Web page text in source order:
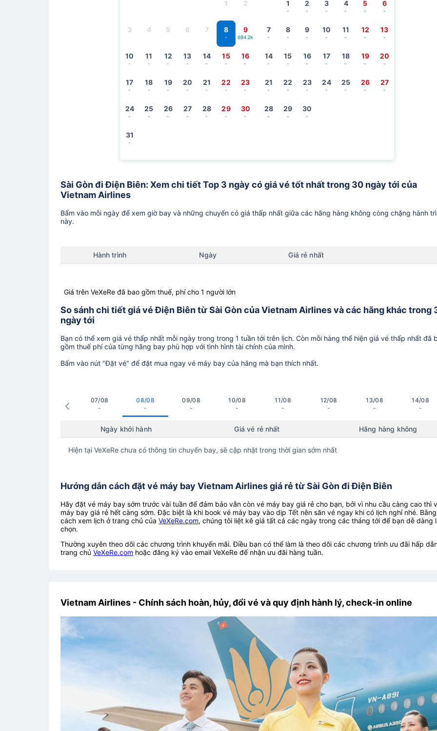
1
2
3 4 5 6 7 8
-
9
6942k
10
-
11
-
12
-
13
-
14
-
15
-
16
-
17
-
18
-
19
-
20
-
21
-
22
-
23
-
24
-
25
-
26
-
27
-
28
-
29
-
30
-
31
-
1
-
2
-
3
-
4
-
5
-
6
-
7
-
8
-
9
-
10
-
11
-
12
-
13
-
14
-
15
-
16
-
17
-
18
-
19
-
20
-
21
-
22
-
23
-
24
-
25
-
26
-
27
-
28
-
29
-
30
-
Sài Gòn đi Điện Biên: Xem chi tiết Top 3 ngày có giá vé tốt nhất trong 30 ngày tới của
Vietnam Airlines
Bấm vào mỗi ngày để xem giờ bay và những chuyến có giá thấp nhất giữa các hãng hàng không còng chặng hành
này.
Hành trình Ngày Giá rẻ nhất
Giá trên VeXeRe đã bao gồm thuế, phí cho 1 người lớn
So sánh chi tiết giá vé Điện Biên từ Sài Gòn của Vietnam Airlines và các hãng khác trong
ngày tới
Bạn có thể xem giá vé thấp nhất mỗi ngày trong trong 1 tuần tới trên lịch. Còn mỗi hàng thể hiện giá vé thấp nhất đã
gồm thuế phí của từng hãng bay phù hợp với tình hình tài chính của mình.
Bấm vào nút "Đặt vé" để đặt mua ngay vé máy bay của hãng mà bạn thích nhất.
07/08
-
08/08
-
09/08
-
10/08
-
11/08
-
12/08
-
13/08
-
14/08
-
Ngày khởi hành Giá vé rẻ nhất Hãng hàng không
Hiện tại VeXeRe chưa có thông tin chuyến bay, sẽ cập nhật trong thời gian sớm nhất
Hướng dẫn cách đặt vé máy bay Vietnam Airlines giá rẻ từ Sài Gòn đi Điện Biên
Hãy đặt vé máy bay sớm trước vài tuần để đảm bảo vẫn còn vé máy bay giá rẻ cho bạn, bởi vì nhu cầu càng cao thì
máy bay giá rẻ hết càng sớm. Đặc biệt là khi book vé máy bay vào dịp Tết nên săn vé ngay khi có lịch nghỉ nhé. Bằng
cách xem lịch ở trang chủ của VeXeRe.com, chúng tôi liệt kê giá tất cả các ngày trong các tháng tới để bạn dễ dàng
chọn.
Thường xuyên theo dõi các chương trình khuyến mãi. Điều bạn có thể làm là theo dõi các chương trình ưu đãi hấp
trang chủ VeXeRe.com hoặc đăng ký vào email VeXeRe để nhận ưu đãi hàng tuần.
Vietnam Airlines - Chính sách hoàn, hủy, đổi vé và quy định hành lý, check-in online